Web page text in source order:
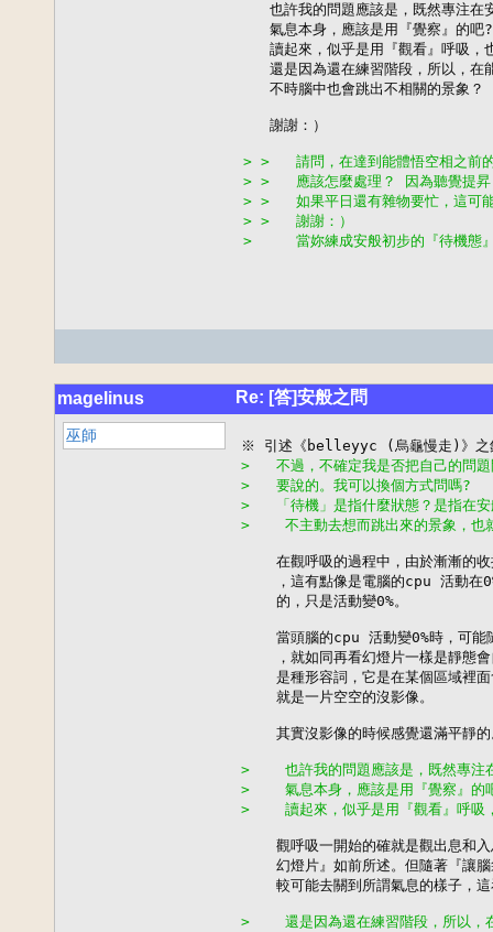
也許我的問題應該是，既然專注在
氣息本身，應該是用『覺察』的吧
讀起來，似乎是用『觀看』呼吸，
還是因為還在練習階段，所以，在
不時腦中也會跳出不相關的景象？
   謝謝：）
> >   請問，在達到能體悟空相之前
> >   應該怎麼處理？ 因為聽覺提
> >   如果平日還有雜物要忙，這可
> >   謝謝：）
>     當妳練成安般初步的『待機態
magelinus Re: [答]安般之問
巫師
>   不過，不確定我是否把自己的問題
>   要說的。我可以換個方式問嗎?
>   「待機」是指什麼狀態？是指在安
>    不主動去想而跳出來的景象，也
在觀呼吸的過程中，由於漸漸的
，這有點像是電腦的cpu 活動在
    的，只是活動變0%。
當頭腦的cpu 活動變0%時，可能
，就如同再看幻燈片一樣是靜態
是種形容詞，它是在某個區域裡
    就是一片空空的沒影像。
其實沒影像的時候感覺還滿平靜的
>    也許我的問題應該是，既然專注
>    氣息本身，應該是用『覺察』的
>    讀起來，似乎是用『觀看』呼吸
觀呼吸一開始的確就是觀出息和
幻燈片』如前所述。但隨著『讓
較可能去關到所謂氣息的樣子，
>    還是因為還在練習階段，所以，